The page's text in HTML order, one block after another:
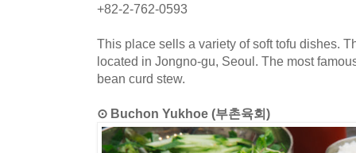
+82-2-762-0593
This place sells a variety of soft tofu dishes.
located in Jongno-gu, Seoul. The most
bean curd stew.
⊙ Buchon Yukhoe (부촌육회)